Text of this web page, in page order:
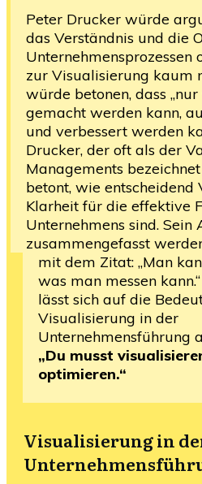
Peter Drucker würde
das Verständnis und die
Unternehmensprozessen
zur Visualisierung kaum
würde betonen, dass
gemacht werden kann,
und verbessert werden
Drucker, der oft als der
Managements
betont, wie entscheidend
Klarheit für die effektive
Unternehmens sind. Sein
zusammengefasst
mit dem Zitat: „Man
was man messen
lässt sich auf die
Visualisierung in der
Unternehmensführung
„Du musst
optimieren.“
Visualisierung in